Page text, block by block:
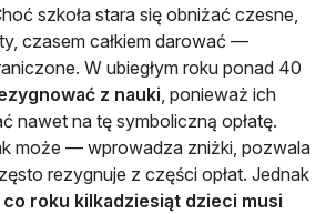
szkoła stara się obniżać czesne,
czasem całkiem darować —
W ubiegłym roku ponad 40
z nauki , ponieważ ich
nawet na tę symboliczną opłatę.
może — wprowadza zniżki, pozwala
rezygnuje z części opłat. Jednak
co roku kilkadziesiąt dzieci musi